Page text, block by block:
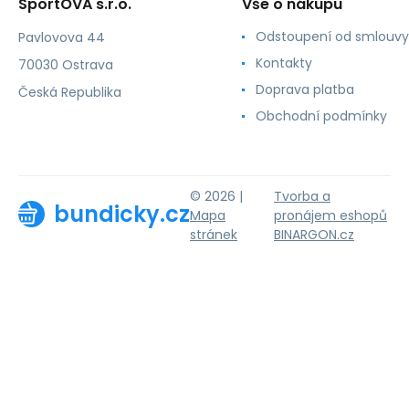
Pavlovova 44
70030 Ostrava
Česká Republika
Odstoupení od smlouvy
Kontakty
Doprava platba
Obchodní podmínky
bundicky.cz
© 2026 |
Mapa
stránek
Tvorba a
pronájem eshopů
BINARGON.cz